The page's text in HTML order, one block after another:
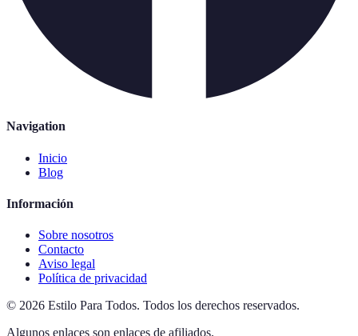
Navigation
Inicio
Blog
Información
Sobre nosotros
Contacto
Aviso legal
Política de privacidad
© 2026 Estilo Para Todos. Todos los derechos reservados.
Algunos enlaces son enlaces de afiliados.